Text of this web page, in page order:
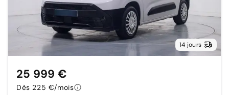
14 jours
25 999 €
Dès 225 €/mois